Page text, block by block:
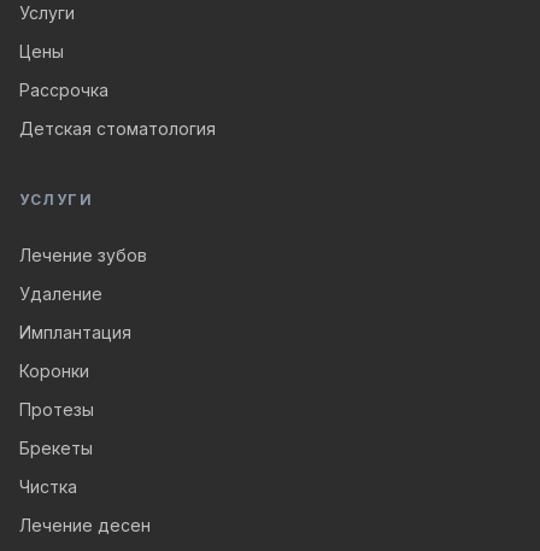
Услуги
Цены
Рассрочка
Детская стоматология
УСЛУГИ
Лечение зубов
Удаление
Имплантация
Коронки
Протезы
Брекеты
Чистка
Лечение десен